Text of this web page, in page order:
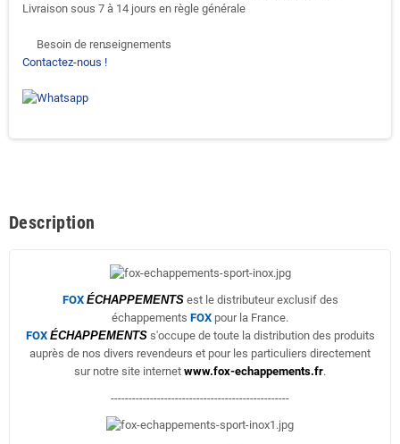
Livraison sous 7 à 14 jours en règle générale
support-agent
Besoin de renseignements
Contactez-nous !
Description
FOX ÉCHAPPEMENTSest le distributeur exclusif des
échappements FOX pour la France.
FOX ÉCHAPPEMENTSs'occupe de toute la distribution des produits
auprès de nos divers revendeurs et pour les particuliers directement
sur notre site internet www.fox-echappements.fr.
--------------------------------------------------